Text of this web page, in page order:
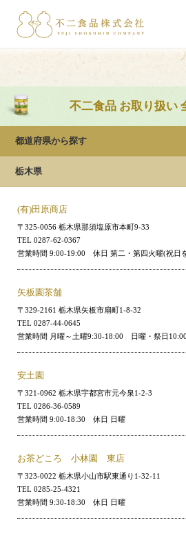
不二食品 お取り扱い
都道府県から探す
栃木県
(有)田原商店
〒325-0056 栃木県那須塩原市本町9-33
TEL 0287-62-0367
営業時間 9:00-19:00 休日 第二・第四火曜(祝日
矢板園茶舗
〒329-2161 栃木県矢板市扇町1-8-32
TEL 0287-44-0645
営業時間 月曜～土曜9:30-18:00 日曜・祭日
安土園
〒321-0962 栃木県宇都宮市元今泉1-2-3
TEL 0286-36-0589
営業時間 9:00-18:30 休日 日曜
お茶どころ 小林園 東店
〒323-0022 栃木県小山市駅東通り1-32-11
TEL 0285-25-4321
営業時間 9:30-18:30 休日 日曜